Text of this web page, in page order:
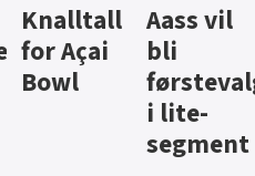
Brus og
jus fra
Berentsen
Hard
iste fra
Hansa